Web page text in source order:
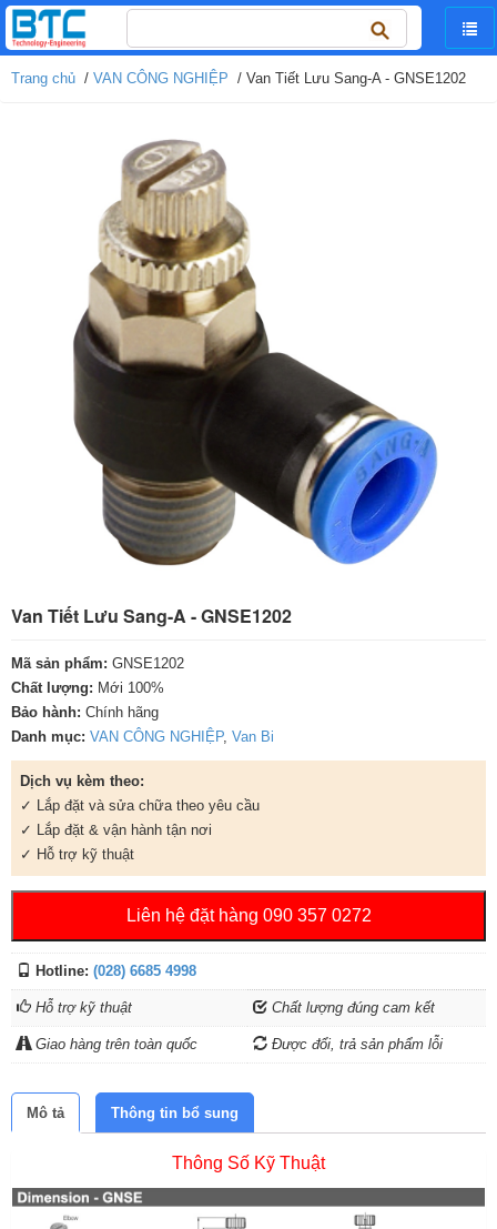
Tìm
kiếm
cho:
Trang chủ / VAN CÔNG NGHIỆP / Van Tiết Lưu Sang-A - GNSE1202
Van Tiết Lưu Sang-A - GNSE1202
Mã sản phẩm: GNSE1202
Chất lượng: Mới 100%
Bảo hành: Chính hãng
Danh mục: VAN CÔNG NGHIỆP, Van Bi
Dịch vụ kèm theo:
✓ Lắp đặt và sửa chữa theo yêu cầu
✓ Lắp đặt & vận hành tận nơi
✓ Hỗ trợ kỹ thuật
Liên hệ đặt hàng 090 357 0272
Hotline: (028) 6685 4998
Hỗ trợ kỹ thuật Chất lượng đúng cam kết
Giao hàng trên toàn quốc Được đổi, trả sản phẩm lỗi
Mô tả Thông tin bổ sung
Thông Số Kỹ Thuật